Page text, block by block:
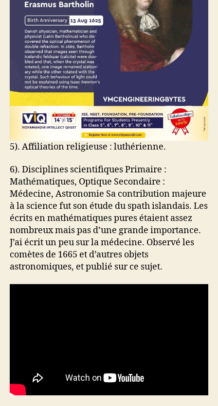
5). Affiliation religieuse : luthérienne.
6). Disciplines scientifiques Primaire :
Mathématiques, Optique Secondaire :
Médecine, Astronomie Sa contribution majeure
à la science fut son étude du spath islandais. Les
écrits en mathématiques pures étaient assez
nombreux mais pas d’une grande importance.
J’ai écrit un peu sur la médecine. Observé les
comètes de 1665 et d’autres objets
astronomiques, et publié sur ce sujet.